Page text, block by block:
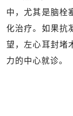
中，尤其是脑栓
化治疗。如果抗
望，左心耳封堵
力的中心就诊。